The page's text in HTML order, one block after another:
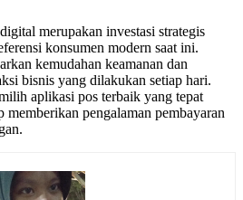
merupakan investasi strategis
konsumen modern saat ini.
kemudahan keamanan dan
bisnis yang dilakukan setiap hari.
aplikasi pos terbaik yang tepat
memberikan pengalaman pembayaran